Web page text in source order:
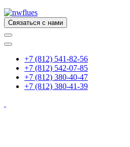
Связаться с нами
+7 (812) 541-82-56
+7 (812) 542-07-85
+7 (812) 380-40-47
+7 (812) 380-41-39